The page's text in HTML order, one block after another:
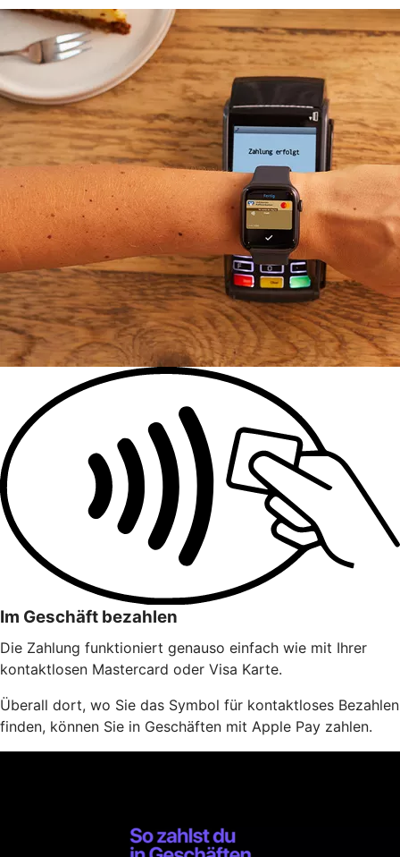
Im Geschäft bezahlen
Die Zahlung funktioniert genauso einfach wie mit Ihrer
kontaktlosen Mastercard oder Visa Karte.
Überall dort, wo Sie das Symbol für kontaktloses Bezahlen
finden, können Sie in Geschäften mit Apple Pay zahlen.